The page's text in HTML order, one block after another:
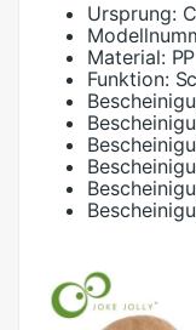
Ursprung:
Material: PP
Funktion: